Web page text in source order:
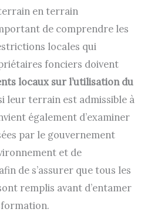
en terrain
de comprendre les
locales qui
fonciers doivent
locaux sur l’utilisation du
leur terrain est admissible à
également d’examiner
par le gouvernement
et de
de s’assurer que tous les
remplis avant d’entamer